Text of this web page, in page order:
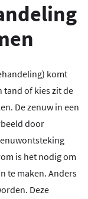
komt
tand of kies zit de
De zenuw in een
door
is het nodig om
te maken. Anders
Deze